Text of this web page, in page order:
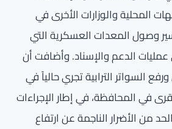
المحلية والوزارات الأخرى في
وصول المعدات العسكرية التي
الدعم والإسناد. وأضافت أن
السواتر الترابية تجري حالياً في
في المحافظة، في إطار الإجراءات
الحد من الأضرار الناجمة عن ارتفاع